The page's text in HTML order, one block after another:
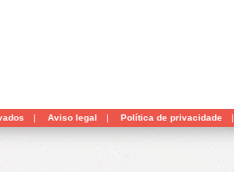
| Aviso legal | Política de privacidade |